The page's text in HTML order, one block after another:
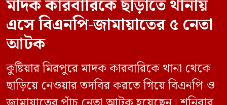
মাদক কারবারিকে ছাড়াতে থানায়
এসে বিএনপি-জামায়াতের ৫ নেতা
আটক
কুষ্টিয়ার মিরপুরে মাদক কারবারিকে থানা থেকে
ছাড়িয়ে নেওয়ার তদবির করতে গিয়ে বিএনপি ও